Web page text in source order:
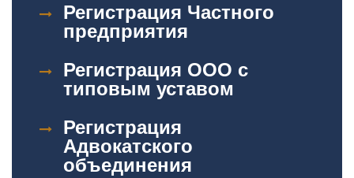
Регистрация Частного
предприятия
Регистрация ООО с
типовым уставом
Регистрация
Адвокатского
объединения